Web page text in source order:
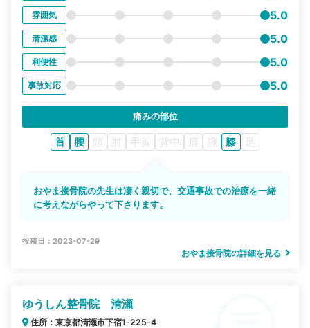
雰囲気 5.0
清潔感 5.0
利便性 5.0
事故対応 5.0
痛みの部位
首 腰 頭 肘 手首 背中 肩 腕 膝 足
おやま接骨院の先生は凄く親切で、交通事故での治療を一緒
に考えながらやって下さります。
投稿日：2023-07-29
おやま接骨院の詳細を見る
ゆうしん整骨院 清瀬
住所：東京都清瀬市下宿1-225-4